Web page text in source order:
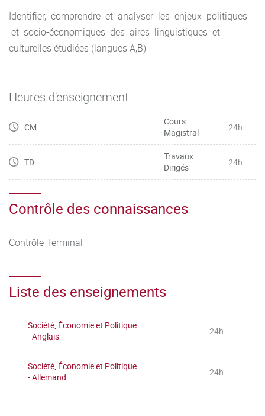
Identifier, comprendre et analyser les enjeux politiques
et socio-économiques des aires linguistiques et
culturelles étudiées (langues A,B)
Heures d'enseignement
CM
Cours
Magistral
24h
TD
Travaux
Dirigés
24h
Contrôle des connaissances
Contrôle Terminal
Liste des enseignements
Société, Économie et Politique
- Anglais
24h
Société, Économie et Politique
- Allemand
24h